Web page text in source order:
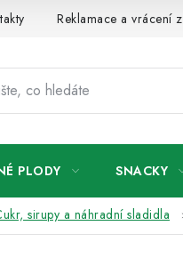
Reklamace a vrácení
PLODY SNACKY
sirupy a náhradní sladidla